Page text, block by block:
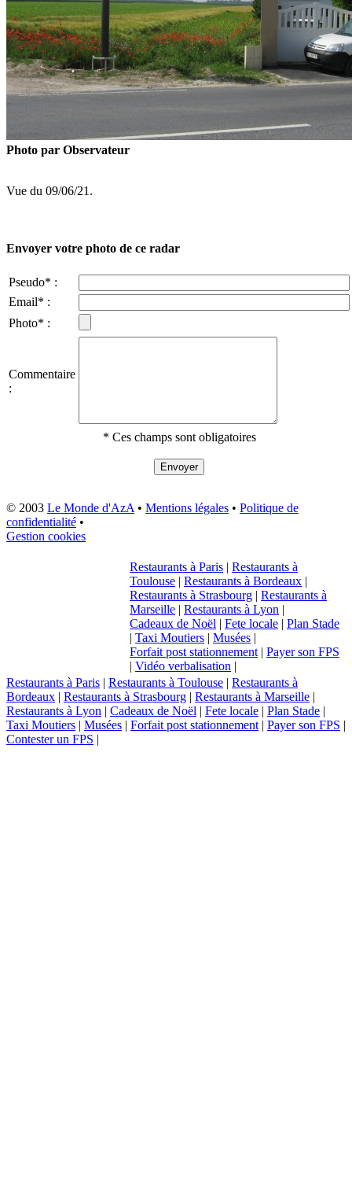
Photo par Observateur
Vue du 09/06/21.
Envoyer votre photo de ce radar
Pseudo* :
Email* :
Photo* :
Commentaire
:
* Ces champs sont obligatoires
© 2003 Le Monde d'AzA • Mentions légales • Politique de
confidentialité •
Gestion cookies
Restaurants à Paris | Restaurants à
Toulouse | Restaurants à Bordeaux |
Restaurants à Strasbourg | Restaurants à
Marseille | Restaurants à Lyon |
Cadeaux de Noël | Fete locale | Plan Stade
| Taxi Moutiers | Musées |
Forfait post stationnement | Payer son FPS
| Vidéo verbalisation |
Restaurants à Paris | Restaurants à Toulouse | Restaurants à
Bordeaux | Restaurants à Strasbourg | Restaurants à Marseille |
Restaurants à Lyon | Cadeaux de Noël | Fete locale | Plan Stade |
Taxi Moutiers | Musées | Forfait post stationnement | Payer son FPS |
Contester un FPS |